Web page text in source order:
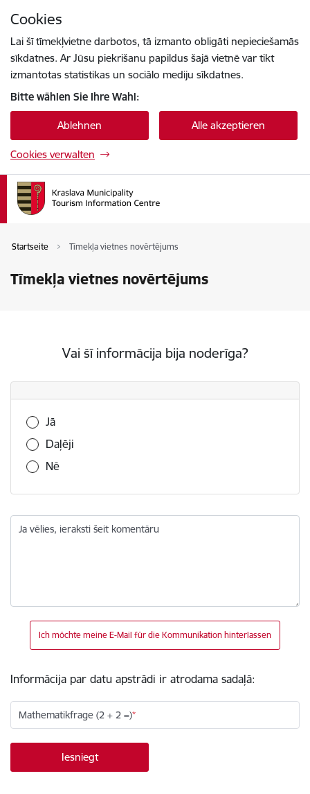
Cookies
Lai šī tīmekļvietne darbotos, tā izmanto obligāti nepieciešamās
sīkdatnes. Ar Jūsu piekrišanu papildus šajā vietnē var tikt
izmantotas statistikas un sociālo mediju sīkdatnes.
Bitte wählen Sie Ihre Wahl:
Ablehnen Alle akzeptieren
Cookies verwalten
Startseite Tīmekļa vietnes novērtējums
Tīmekļa vietnes novērtējums
Vai šī informācija bija noderīga?
Vai šī informācija bija noderīga?
Jā
Daļēji
Nē
Ja vēlies, ieraksti šeit komentāru
Ich möchte meine E-Mail für die Kommunikation hinterlassen
Informācija par datu apstrādi ir atrodama sadaļā:
Mathematikfrage (2 + 2 =)